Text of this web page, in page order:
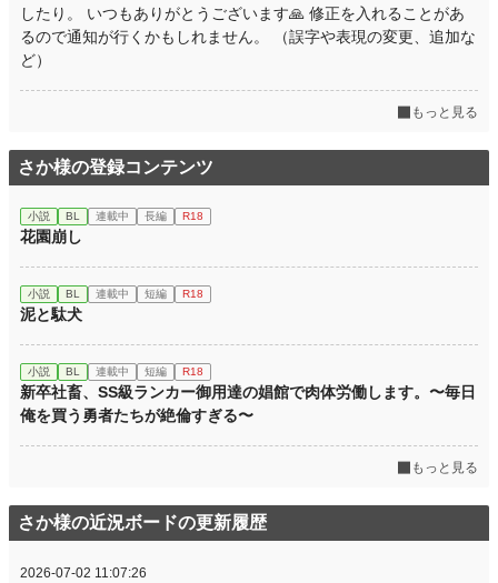
したり。 いつもありがとうございます🙏 修正を入れることがあ
るので通知が行くかもしれません。 （誤字や表現の変更、追加な
ど）
もっと見る
さか様の登録コンテンツ
小説 BL 連載中 長編 R18
花園崩し
小説 BL 連載中 短編 R18
泥と駄犬
小説 BL 連載中 短編 R18
新卒社畜、SS級ランカー御用達の娼館で肉体労働します。〜毎日
俺を買う勇者たちが絶倫すぎる〜
もっと見る
さか様の近況ボードの更新履歴
2026-07-02 11:07:26